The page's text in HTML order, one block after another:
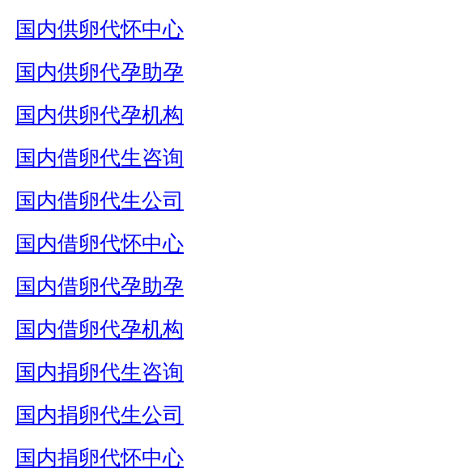
国内供卵代怀中心
国内供卵代孕助孕
国内供卵代孕机构
国内借卵代生咨询
国内借卵代生公司
国内借卵代怀中心
国内借卵代孕助孕
国内借卵代孕机构
国内捐卵代生咨询
国内捐卵代生公司
国内捐卵代怀中心